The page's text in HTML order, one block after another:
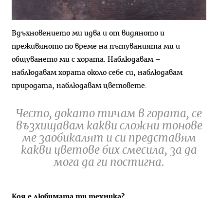
Вдъхновението ми идва и от видяното и
преживяното по време на пътуванията ми и
общуването ми с хората. Наблюдавам –
наблюдавам хората около себе си, наблюдавам
природата, наблюдавам цветовете.
Често, докато тичам в гората, се
възхищавам какви сложни тонове
ме заобикалят и си представям
какви цветове бих смесила, за да
мога да ги постигна.